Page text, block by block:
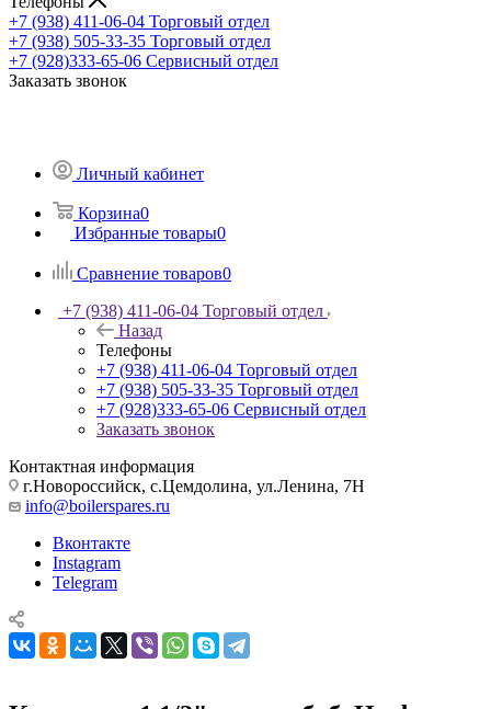
+7 (938) 411-06-04 Торговый отдел
+7 (938) 505-33-35 Торговый отдел
+7 (928)333-65-06 Сервисный отдел
Заказать звонок
Личный кабинет
Корзина0
Избранные товары0
Сравнение товаров0
+7 (938) 411-06-04 Торговый отдел
Назад
Телефоны
+7 (938) 411-06-04 Торговый отдел
+7 (938) 505-33-35 Торговый отдел
+7 (928)333-65-06 Сервисный отдел
Заказать звонок
Контактная информация
г.Новороссийск, с.Цемдолина, ул.Ленина, 7Н
info@boilerspares.ru
Вконтакте
Instagram
Telegram